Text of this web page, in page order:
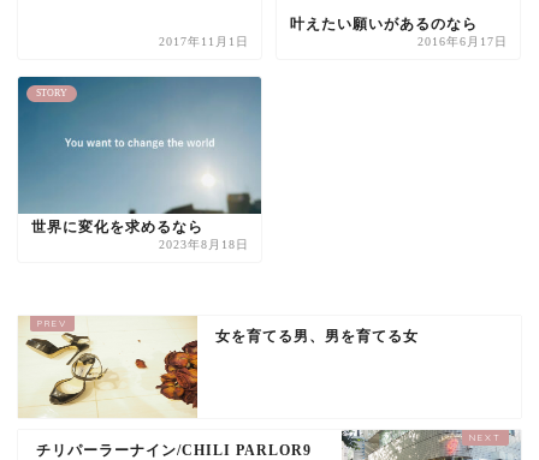
2017年11月1日
叶えたい願いがあるのなら
2016年6月17日
STORY
世界に変化を求めるなら
2023年8月18日
女を育てる男、男を育てる女
チリパーラーナイン/CHILI PARLOR9